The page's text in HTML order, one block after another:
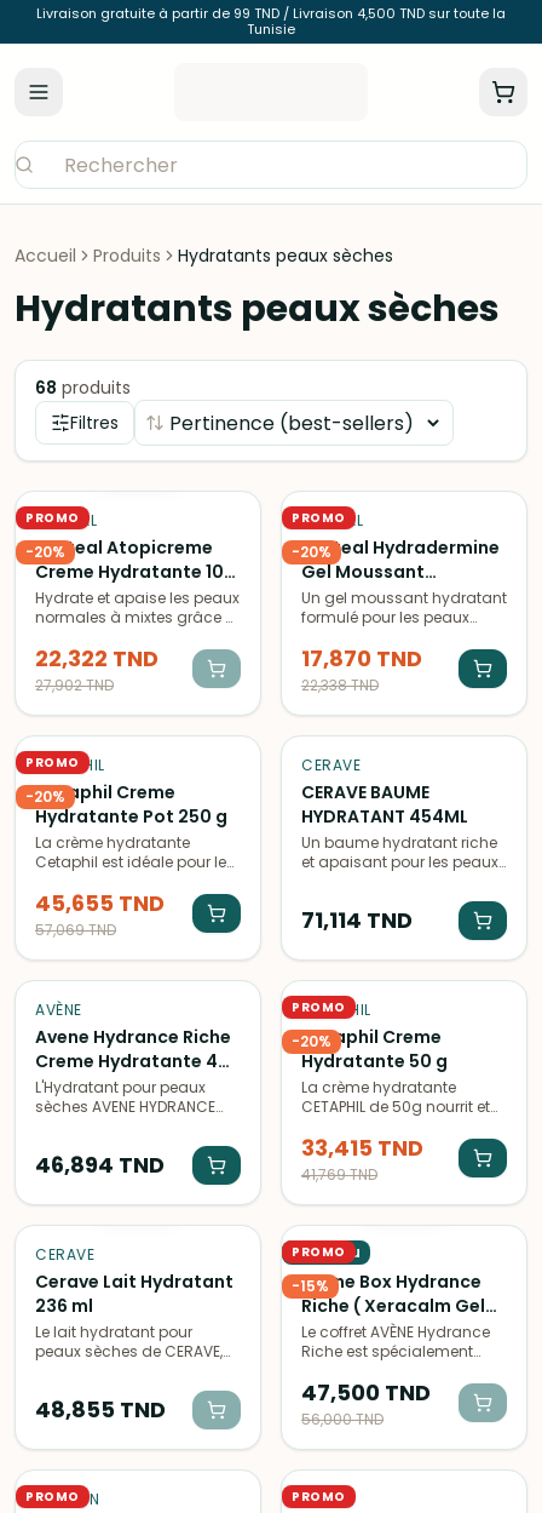
Livraison gratuite à partir de 99 TND / Livraison 4,500 TND sur toute la
Tunisie
Accueil Produits Hydratants peaux sèches
Hydratants peaux sèches
68 produits
Filtres
PROMO
-20%
ÉPUISÉ
PHYTÉAL
Phyteal Atopicreme
Creme Hydratante 100
ml
Hydrate et apaise les peaux
normales à mixtes grâce à
nourrissante, adaptée aux
peaux atopiques.
Disponible en format de
100ml.
22,322 TND
27,902TND
PROMO
-20%
PHYTÉAL
Phyteal Hydradermine
Gel Moussant
Hydratant 250 ml
Un gel moussant hydratant
formulé pour les peaux
d'ingrédients naturels pour
apporter confort et douceur
à la peau.
17,870 TND
22,338TND
PROMO
-20%
CETAPHIL
Cetaphil Creme
Hydratante Pot 250 g
La crème hydratante
Cetaphil est idéale pour les
hydratante et apaisante
prévient la sécheresse
cutanée et laisse la peau
douce et souple.
45,655 TND
57,069TND
CERAVE
CERAVE BAUME
HYDRATANT 454ML
Un baume hydratant riche
et apaisant pour les peaux
CERAVE. Pot de 454gr idéal
pour une hydratation en
71,114 TND
AVÈNE
Avene Hydrance Riche
Creme Hydratante 40
ml
L'Hydratant pour peaux
sèches AVENE HYDRANCE
intensément hydratant qui
nourrit et apaise les peaux
les plus sèches pour une
peau douce et confortable.
46,894 TND
PROMO
-20%
CETAPHIL
Cetaphil Creme
Hydratante 50 g
La crème hydratante
CETAPHIL de 50g nourrit et
peaux sèches. Formule non
grasse et adaptée aux
peaux sensibles.
33,415 TND
41,769TND
CERAVE
Cerave Lait Hydratant
236 ml
Le lait hydratant pour
peaux sèches de CERAVE,
profondeur pour une
hydratation longue durée.
48,855 TND
PROMO
-15%
Nouveau
AVÈNE
Avene Box Hydrance
Riche ( Xeracalm Gel
Nettoyant + Serum
Boost) Offerts
Le coffret AVÈNE Hydrance
Riche est spécialement
intensément les peaux
sèches à très sèches tout
en leur apportant confort,
nutrition et douceur au
quotidien.
47,500 TND
56,000TND
PROMO
EUCERIN PROMO
LIRENE